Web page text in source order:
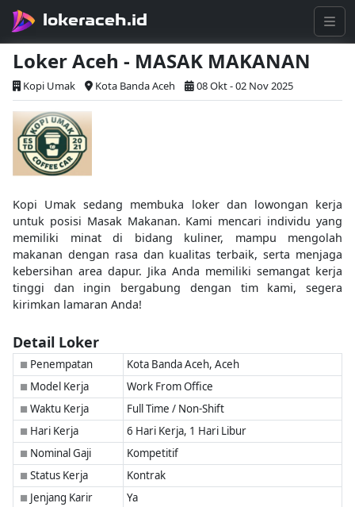
lokeraceh.id
Loker Aceh - MASAK MAKANAN
Kopi Umak Kota Banda Aceh 08 Okt - 02 Nov 2025
Kopi Umak sedang membuka loker dan lowongan kerja
untuk posisi Masak Makanan. Kami mencari individu yang
memiliki minat di bidang kuliner, mampu mengolah
makanan dengan rasa dan kualitas terbaik, serta menjaga
kebersihan area dapur. Jika Anda memiliki semangat kerja
tinggi dan ingin bergabung dengan tim kami, segera
kirimkan lamaran Anda!
Detail Loker
■ Penempatan Kota Banda Aceh, Aceh
■ Model Kerja Work From Office
■ Waktu Kerja Full Time / Non-Shift
■ Hari Kerja 6 Hari Kerja, 1 Hari Libur
■ Nominal Gaji Kompetitif
■ Status Kerja Kontrak
■ Jenjang Karir Ya